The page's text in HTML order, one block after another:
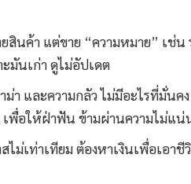
สินค้า แต่ขาย “ความหมาย” เช่
ะมันเก่า ดูไม่อัปเดต
า และความกลัว ไม่มีอะไรที่มั่นค
เพื่อให้ฝ่าฟัน ข้ามผ่านความไม่แ
ไม่เท่าเทียม ต้องหาเงินเพื่อเอาชี